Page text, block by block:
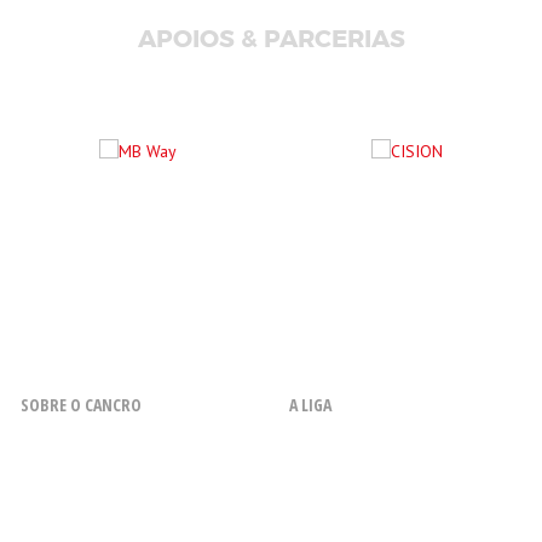
APOIOS & PARCERIAS
SOBRE O CANCRO
A LIGA